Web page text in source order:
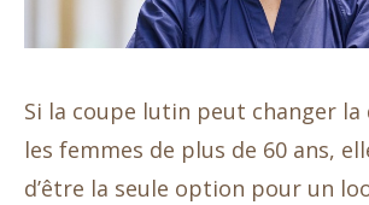
Si la coupe lutin peut changer
les femmes de plus de 60 ans,
d’être la seule option pour un